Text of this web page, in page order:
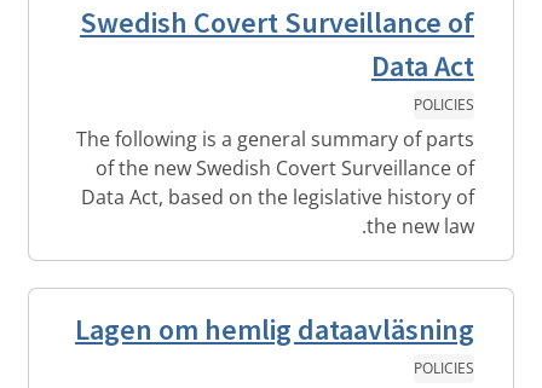
Swedish Covert Surveillance of
Data Act
POLICIES
The following is a general summary of parts
of the new Swedish Covert Surveillance of
Data Act, based on the legislative history of
the new law.
Lagen om hemlig dataavläsning
POLICIES